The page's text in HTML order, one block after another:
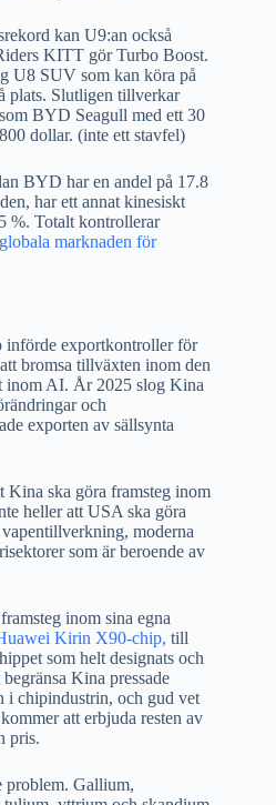
kan U9:an också
KITT gör Turbo Boost.
U8 SUV som kan köra på
plats. Slutligen tillverkar
BYD Seagull med ett 30
dollar. (inte ett stavfel)
BYD har en andel på 17.8
har ett annat kinesiskt
%. Totalt kontrollerar
marknaden för
införde exportkontroller för
bromsa tillväxten inom den
inom AI. År 2025 slog Kina
och
exporten av sällsynta
ska göra framsteg inom
heller att USA ska göra
moderna
som är beroende av
inom sina egna
Kirin X90-chip, till
som helt designats och
Kina pressade
i chipindustrin, och gud vet
att erbjuda resten av
pris.
problem. Gallium,